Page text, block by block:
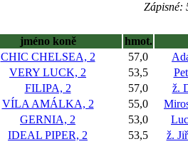
Zápisné:
jméno koně
hmot.
CHIC CHELSEA, 2 57,0
VERY LUCK, 2 53,5
FILIPA, 2 57,0
ž.
VÍLA AMÁLKA, 2 55,0
GERNIA, 2 53,0
IDEAL PIPER, 2 53,5
ž.